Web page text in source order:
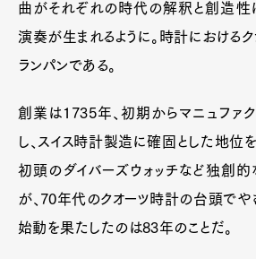
曲がそれぞれの時代の解釈と創造性
演奏が生まれるように。時計における
ランパンである。
創業は1735年、初期からマニュファ
し、スイス時計製造に確固とした地位
初頭のダイバーズウォッチなど独創
が、70年代のクオーツ時計の台頭でや
始動を果たしたのは83年のことだ。